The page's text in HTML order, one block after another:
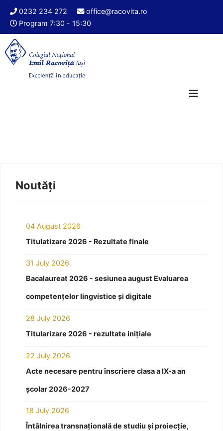
0232 234 272
office@racovita.ro
Program 7:30 - 15:30
Noutăți
04 August 2026
Titulatizare 2026 - Rezultate finale
31 July 2026
Bacalaureat 2026 - sesiunea august Evaluarea
competențelor lingvistice și digitale
28 July 2026
Titularizare 2026 - rezultate inițiale
22 July 2026
Acte necesare pentru înscriere clasa a IX-a an
școlar 2026-2027
18 July 2026
Întâlnirea transnațională de studiu și proiecție,